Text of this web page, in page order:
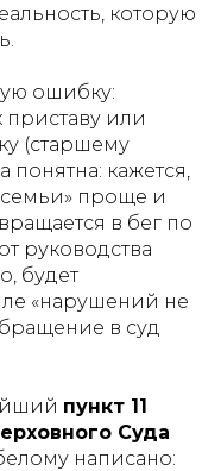
которую
ошибку:
приставу или
(старшему
понятна: кажется,
проще и
в бег по
руководства
будет
«нарушений не
в суд
пункт 11
Суда
написано: